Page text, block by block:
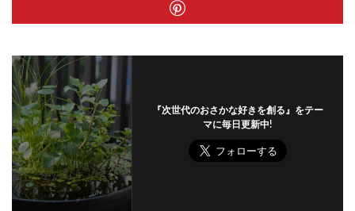
『次世代のおさかな好きを創る』をテー
マに毎日更新中!